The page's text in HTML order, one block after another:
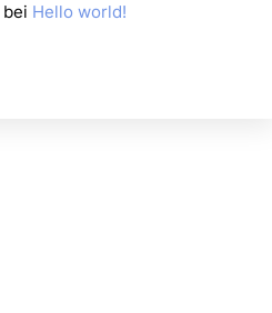
bei Hello world!